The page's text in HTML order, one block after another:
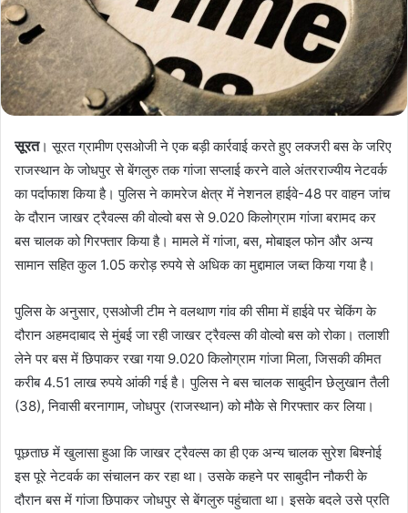
सूरत। सूरत ग्रामीण एसओजी ने एक बड़ी कार्रवाई करते हुए लक्जरी बस के जरिए
राजस्थान के जोधपुर से बेंगलुरु तक गांजा सप्लाई करने वाले अंतरराज्यीय नेटवर्क
का पर्दाफाश किया है। पुलिस ने कामरेज क्षेत्र में नेशनल हाईवे-48 पर वाहन जांच
के दौरान जाखर ट्रैवल्स की वोल्वो बस से 9.020 किलोग्राम गांजा बरामद कर
बस चालक को गिरफ्तार किया है। मामले में गांजा, बस, मोबाइल फोन और अन्य
सामान सहित कुल 1.05 करोड़ रुपये से अधिक का मुद्दामाल जब्त किया गया है।
पुलिस के अनुसार, एसओजी टीम ने वलथाण गांव की सीमा में हाईवे पर चेकिंग के
दौरान अहमदाबाद से मुंबई जा रही जाखर ट्रैवल्स की वोल्वो बस को रोका। तलाशी
लेने पर बस में छिपाकर रखा गया 9.020 किलोग्राम गांजा मिला, जिसकी कीमत
करीब 4.51 लाख रुपये आंकी गई है। पुलिस ने बस चालक साबुदीन छेलुखान तैली
(38), निवासी बरनागाम, जोधपुर (राजस्थान) को मौके से गिरफ्तार कर लिया।
पूछताछ में खुलासा हुआ कि जाखर ट्रैवल्स का ही एक अन्य चालक सुरेश बिश्नोई
इस पूरे नेटवर्क का संचालन कर रहा था। उसके कहने पर साबुदीन नौकरी के
दौरान बस में गांजा छिपाकर जोधपुर से बेंगलुरु पहुंचाता था। इसके बदले उसे प्रति